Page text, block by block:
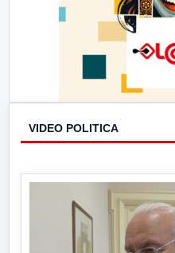
VIDEO POLITICA